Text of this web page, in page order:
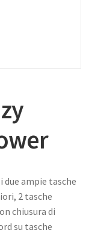
ampie tasche
2 tasche
chiusura di
su tasche